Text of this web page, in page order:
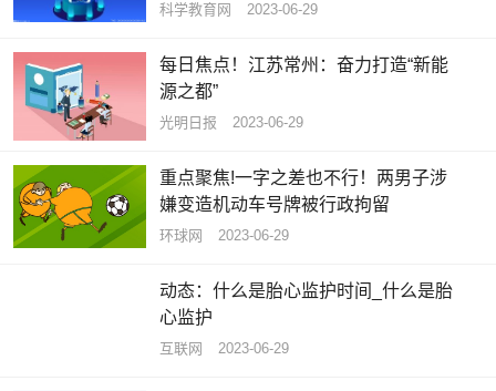
科学教育网 2023-06-29
每日焦点！江苏常州：奋力打造“新能
源之都”
光明日报 2023-06-29
重点聚焦!一字之差也不行！两男子涉
嫌变造机动车号牌被行政拘留
环球网 2023-06-29
动态：什么是胎心监护时间_什么是胎
心监护
互联网 2023-06-29